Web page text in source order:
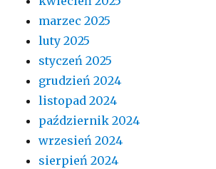
marzec 2025
luty 2025
styczeń 2025
grudzień 2024
listopad 2024
październik 2024
wrzesień 2024
sierpień 2024